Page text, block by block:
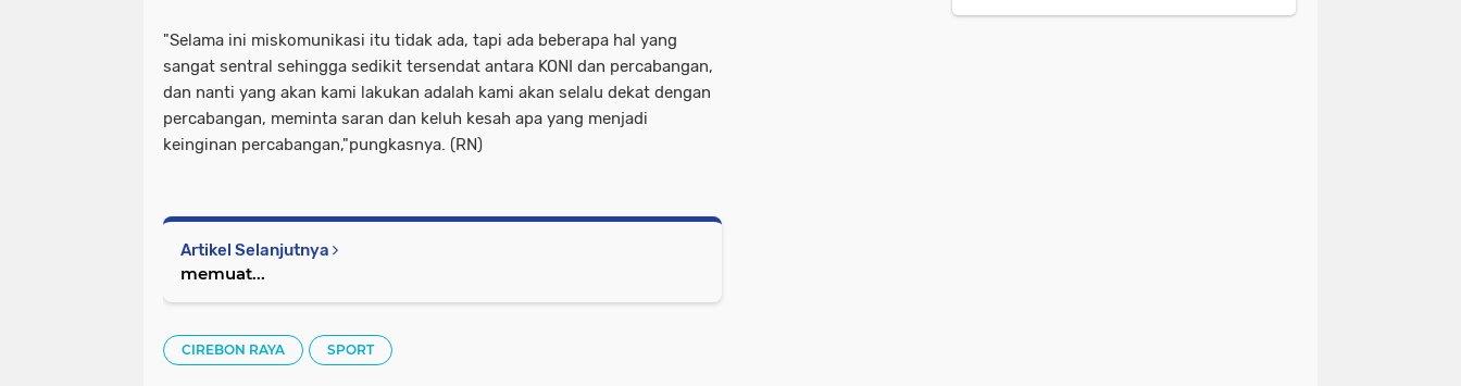
"Selama ini miskomunikasi itu tidak ada, tapi ada beberapa hal yang
sangat sentral sehingga sedikit tersendat antara KONI dan percabangan,
dan nanti yang akan kami lakukan adalah kami akan selalu dekat dengan
percabangan, meminta saran dan keluh kesah apa yang menjadi
keinginan percabangan,"pungkasnya. (RN)
Artikel Selanjutnya
memuat...
CIREBON RAYA SPORT